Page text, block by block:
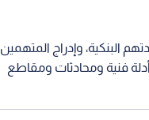
البنكية، وإدراج المتهمين
السفر وترقب الوصول، مستندة إلى أقوال 20 شاهدا وأدلة فنية ومحادثات ومقاطع